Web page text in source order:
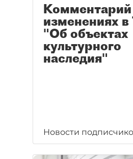
Комментарий
изменениях
"Об объектах
культурного
наследия"
Новости